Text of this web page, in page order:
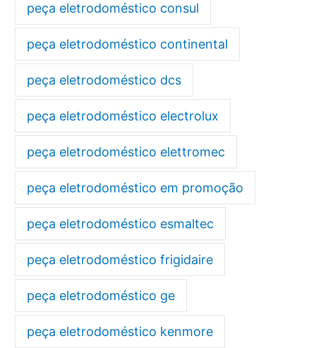
peça eletrodoméstico consul
peça eletrodoméstico continental
peça eletrodoméstico dcs
peça eletrodoméstico electrolux
peça eletrodoméstico elettromec
peça eletrodoméstico em promoção
peça eletrodoméstico esmaltec
peça eletrodoméstico frigidaire
peça eletrodoméstico ge
peça eletrodoméstico kenmore